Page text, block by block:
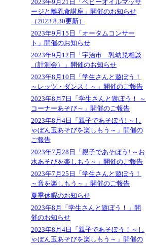
2023年9月21日「ベビーオイルマッサ
ージと離乳食講座」開催のお知らせ
（2023.8.30更新）
2023年9月15日「オータムコンサー
ト」開催のお知らせ
2023年9月12日「宇治市 乳幼児相談
（計測会）」開催のお知らせ
2023年8月10日「学生さんと遊ぼう！
～レッツ・ダンス！～」開催のご報告
2023年8月7日「学生さんと遊ぼう！ ～
コーナーあそび～」開催のご報告
2023年8月4日「親子であそぼう! ～し
ゃぼん玉あそびを楽しもう～」開催の
ご報告
2023年7月28日「親子であそぼう! ～お
水あそびを楽しもう～」開催のご報告
2023年7月25日「学生さんと遊ぼう！
～音を楽しもう～」開催のご報告
夏季休暇のお知らせ
2023年8月「学生さんと遊ぼう！」開
催のお知らせ
2023年8月4日「親子であそぼう！～し
ゃぼん玉あそびを楽しもう～」開催の